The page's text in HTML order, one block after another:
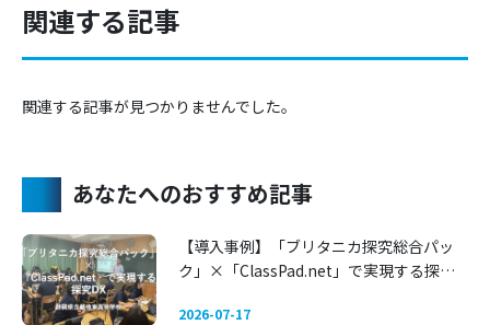
関連する記事
関連する記事が見つかりませんでした。
あなたへのおすすめ記事
【導入事例】「ブリタニカ探究総合パッ
ク」×「ClassPad.net」で実現する探究
2026-07-17